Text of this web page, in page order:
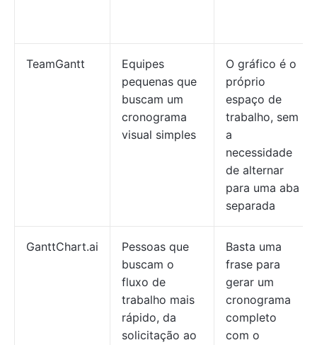
TeamGantt
Equipes
pequenas que
buscam um
cronograma
visual simples
O gráfico é o
próprio
espaço de
trabalho, sem
a
necessidade
de alternar
para uma aba
separada
GanttChart.ai
Pessoas que
buscam o
fluxo de
trabalho mais
rápido, da
solicitação ao
Basta uma
frase para
gerar um
cronograma
completo
com o